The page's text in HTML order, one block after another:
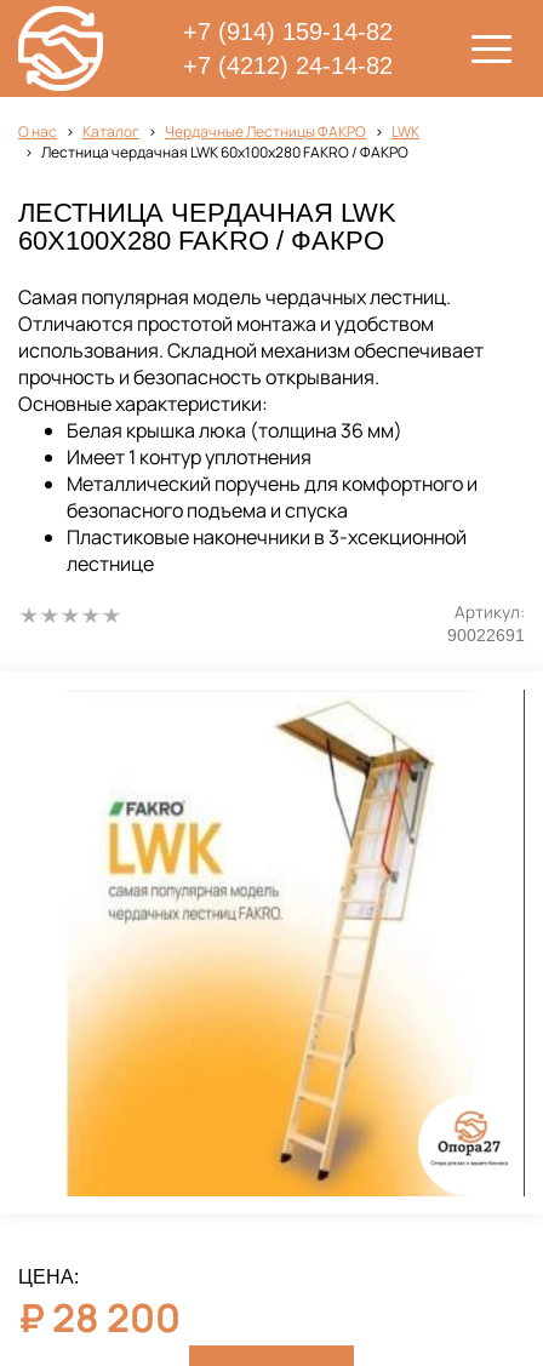
+7 (914) 159-14-82
+7 (4212) 24-14-82
О нас Каталог Чердачные Лестницы ФАКРО
LWK
Лестница чердачная LWK 60х100х280 FAKRO / ФАКРО
ЛЕСТНИЦА ЧЕРДАЧНАЯ LWK
60Х100Х280 FAKRO / ФАКРО
Самая популярная модель чердачных лестниц.
Отличаются простотой монтажа и удобством
использования. Складной механизм обеспечивает
прочность и безопасность открывания.
Основные характеристики:
Белая крышка люка (толщина 36 мм)
Имеет 1 контур уплотнения
Металлический поручень для комфортного и
безопасного подъема и спуска
Пластиковые наконечники в 3-xсекционной
лестнице
Артикул:
90022691
ЦЕНА:
₽28 200